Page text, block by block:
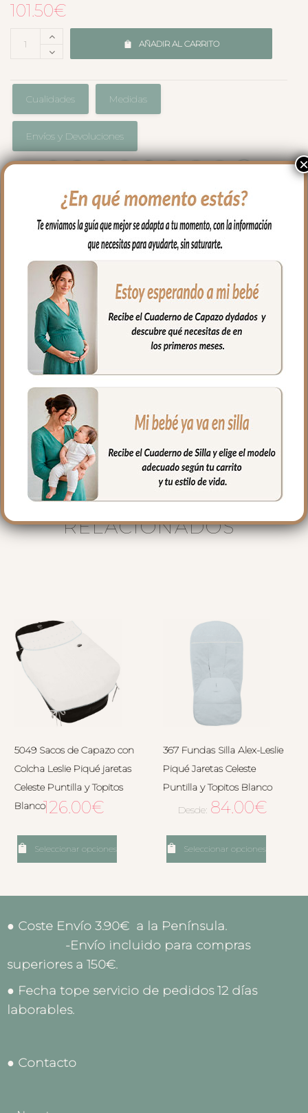
101.50€
AÑADIR AL CARRITO
Cualidades Medidas
Envíos y Devoluciones
El complemento ideal para llevar a
nuestro bebe en brazos, para usar en el
capazo o en la cuna.
Por un lado, en tejido piqué bordado; un
piqué de algodón y por el otro en piqué
de algodón en liso con puntilla en todo el
borde.
Puedes lavar a mano o en lavadora,
siempre agua fría, jabones no abrasivos y
secado al natural.
Medidas 98 X 70cm
PRODUCTOS
RELACIONADOS
5049 Sacos de Capazo con
Colcha Leslie Piqué jaretas
Celeste Puntilla y Topitos
Blanco126.00€
Seleccionar opciones
367 Fundas Silla Alex-Leslie
Piqué Jaretas Celeste
Puntilla y Topitos Blanco
Desde: 84.00€
Seleccionar opciones
● Coste Envío 3.90€ a la Península.
-Envío incluido para compras
superiores a 150€.
● Fecha tope servicio de pedidos 12 días
laborables.
● Contacto
×